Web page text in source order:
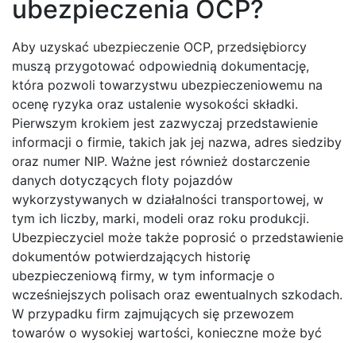
ubezpieczenia OCP?
Aby uzyskać ubezpieczenie OCP, przedsiębiorcy
muszą przygotować odpowiednią dokumentację,
która pozwoli towarzystwu ubezpieczeniowemu na
ocenę ryzyka oraz ustalenie wysokości składki.
Pierwszym krokiem jest zazwyczaj przedstawienie
informacji o firmie, takich jak jej nazwa, adres siedziby
oraz numer NIP. Ważne jest również dostarczenie
danych dotyczących floty pojazdów
wykorzystywanych w działalności transportowej, w
tym ich liczby, marki, modeli oraz roku produkcji.
Ubezpieczyciel może także poprosić o przedstawienie
dokumentów potwierdzających historię
ubezpieczeniową firmy, w tym informacje o
wcześniejszych polisach oraz ewentualnych szkodach.
W przypadku firm zajmujących się przewozem
towarów o wysokiej wartości, konieczne może być